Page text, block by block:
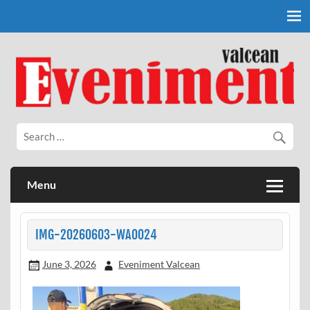
Eveniment Valcean
Menu
IMG-20260603-WA0024
June 3, 2026 Eveniment Valcean